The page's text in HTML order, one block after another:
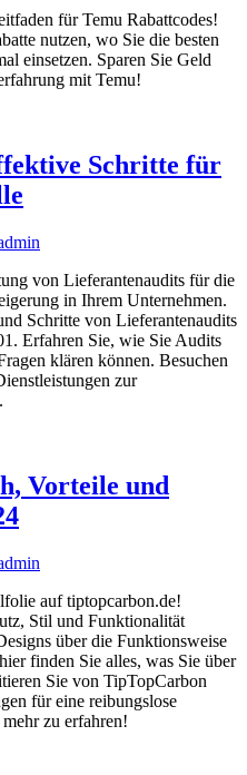
für Temu Rabattcodes!
nutzen, wo Sie die besten
einsetzen. Sparen Sie Geld
mit Temu!
Schritte für
von Lieferantenaudits für die
in Ihrem Unternehmen.
Schritte von Lieferantenaudits
Erfahren Sie, wie Sie Audits
klären können. Besuchen
zur
Vorteile und
auf tiptopcarbon.de!
Stil und Funktionalität
über die Funktionsweise
finden Sie alles, was Sie über
Sie von TipTopCarbon
für eine reibungslose
zu erfahren!